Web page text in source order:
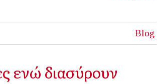
Blog
ενώ διασύρουν